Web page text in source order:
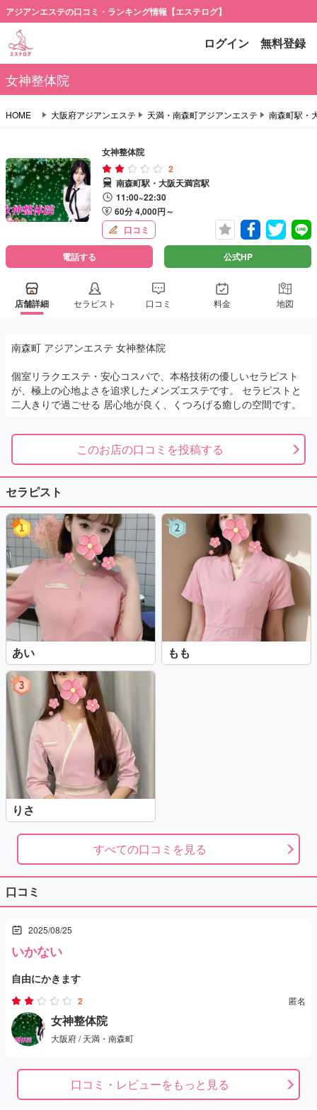
アジアンエステの口コミ・ランキング情報【エステログ】
ログイン 無料登録
女神整体院
HOME 大阪府アジアンエステ 天満・南森町アジアンエステ 南森町駅・
女神整体院
2
南森町駅・大阪天満宮駅
11:00~22:30
60分 4,000円～
口コミ
電話する 公式HP
店舗詳細 セラピスト 口コミ 料金 地図
南森町 アジアンエステ 女神整体院
個室リラクエステ・安心コスパで、本格技術の優しいセラピスト
が、極上の心地よさを追求したメンズエステです。 セラピストと
二人きりで過ごせる 居心地が良く、くつろげる癒しの空間です。
このお店の口コミを投稿する
セラピスト
あい もも
りさ
すべての口コミを見る
口コミ
2025/08/25
いかない
自由にかきます
2 匿名
女神整体院
大阪府 / 天満・南森町
口コミ・レビューをもっと見る